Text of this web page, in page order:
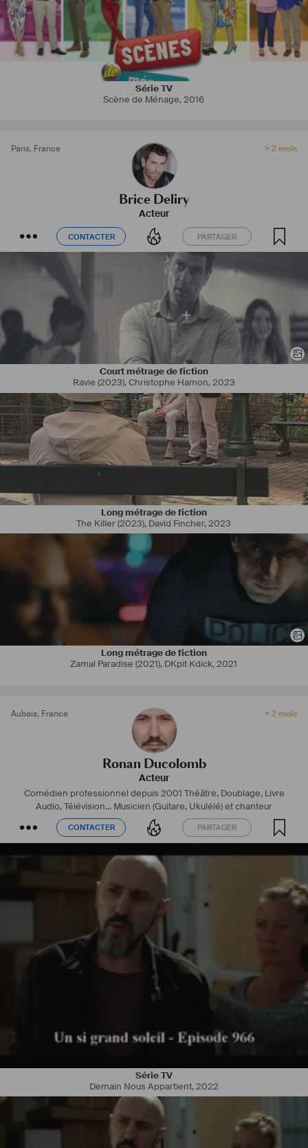
Série TV
Scène de Ménage,2016
Paris, France > 2 mois
Brice Deliry
Acteur
CONTACTER PARTAGER
CONTACTER PARTAGER
Court métrage de fiction
Ravie (2023), Christophe Hamon,2023
Long métrage de fiction
The Killer (2023), David Fincher,2023
Long métrage de fiction
Zamal Paradise (2021), DKpit Kdick,2021
Aubais, France > 2 mois
Ronan Ducolomb
Acteur
Comédien professionnel depuis 2001 Théâtre, Doublage, Livre
Audio, Télévision... Musicien (Guitare, Ukulélé) et chanteur
CONTACTER PARTAGER
CONTACTER PARTAGER
Série TV
Demain Nous Appartient,2022